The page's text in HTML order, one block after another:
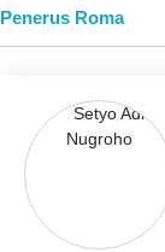
Penerus Roma